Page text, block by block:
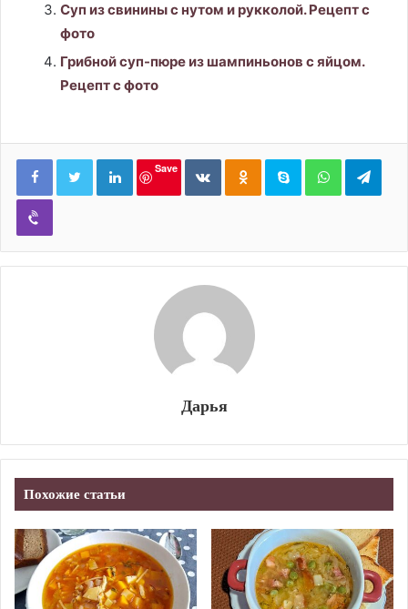
Суп из свинины с нутом и рукколой. Рецепт с
фото
Грибной суп-пюре из шампиньонов с яйцом.
Рецепт с фото
LinkedIn
Save
ВконтактеОдноклассники
Skype WhatsApp
Viber
Дарья
Похожие статьи